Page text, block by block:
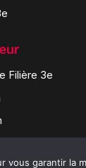
Filière 3e
vous garantir la